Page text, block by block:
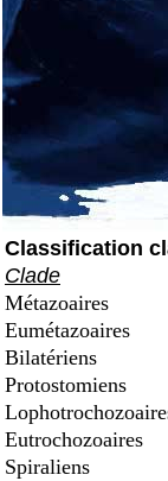
Classification
Clade
Métazoaires
Eumétazoaires
Bilatériens
Protostomiens
Eutrochozoaires
Spiraliens